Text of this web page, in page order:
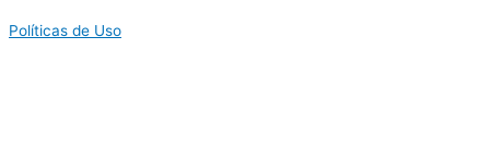
Políticas de Uso